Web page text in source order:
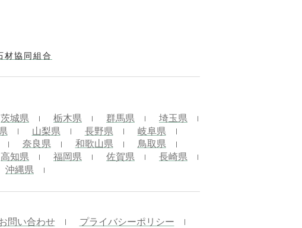
協同組合
茨城県 栃木県 群馬県
埼玉県
山梨県 長野県
岐阜県
奈良県 和歌山県
鳥取県
高知県 福岡県 佐賀県
長崎県
沖縄県
問い合わせ プライバシーポリシー